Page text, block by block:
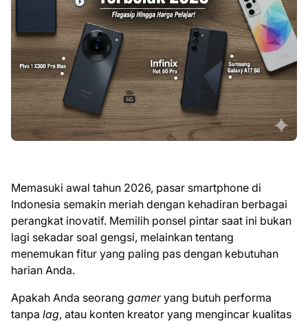
Memasuki awal tahun 2026, pasar smartphone di
Indonesia semakin meriah dengan kehadiran berbagai
perangkat inovatif. Memilih ponsel pintar saat ini bukan
lagi sekadar soal gengsi, melainkan tentang
menemukan fitur yang paling pas dengan kebutuhan
harian Anda.
Apakah Anda seorang gameryang butuh performa
tanpa lag, atau konten kreator yang mengincar kualitas